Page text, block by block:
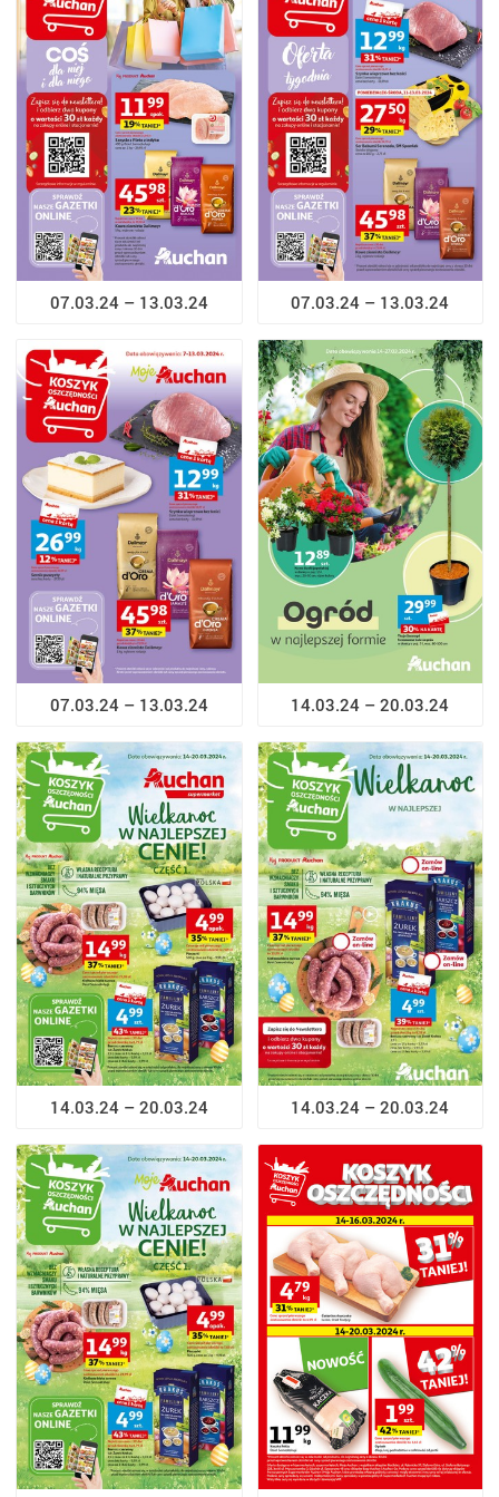
07.03.24 – 13.03.24 07.03.24 – 13.03.24
07.03.24 – 13.03.24 14.03.24 – 20.03.24
14.03.24 – 20.03.24 14.03.24 – 20.03.24